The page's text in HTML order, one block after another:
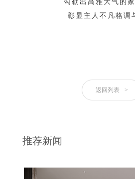
勾 勒 出 高 雅 大气 的 家
彰 显 主 人 不 凡格调
返回列表 >
推荐新闻